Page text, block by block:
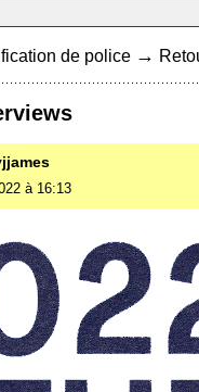
de police →
à 16:13